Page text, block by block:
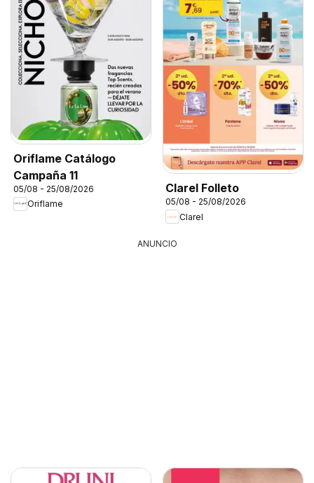
Oriflame Catálogo
Campaña 11
05/08 - 25/08/2026
Oriflame
Clarel Folleto
05/08 - 25/08/2026
Clarel
ANUNCIO